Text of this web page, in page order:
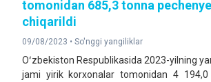
tomonidan 685,3 tonna
chiqarildi
09/08/2023 • So'nggi yangiliklar
Oʻzbekiston Respublikasida 2023-yilning
jami yirik korxonalar tomonidan 4 194,0